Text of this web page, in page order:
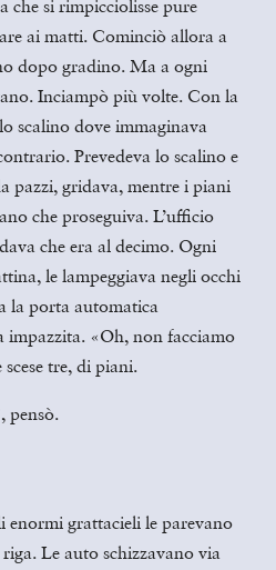
che si rimpicciolisse pure
ai matti. Cominciò allora a
dopo gradino. Ma a ogni
Inciampò più volte. Con la
scalino dove immaginava
Prevedeva lo scalino e
pazzi, gridava, mentre i piani
che proseguiva. L’ufficio
che era al decimo. Ogni
le lampeggiava negli occhi
la porta automatica
impazzita. «Oh, non facciamo
tre, di piani.
pensò.
enormi grattacieli le parevano
Le auto schizzavano via